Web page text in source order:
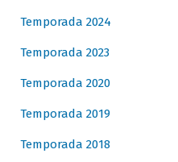
Temporada 2024
Temporada 2023
Temporada 2020
Temporada 2019
Temporada 2018